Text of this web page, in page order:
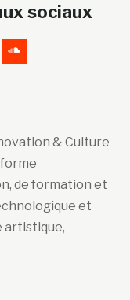
sociaux
& Culture
de formation et
et
artistique,